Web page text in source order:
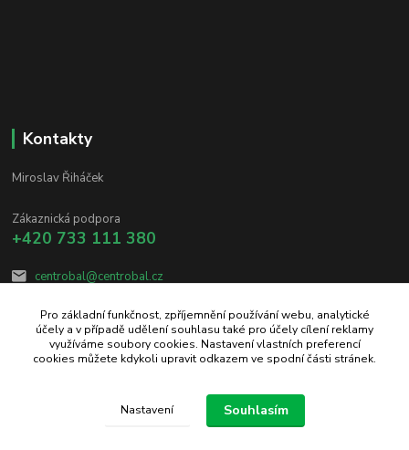
Kontakty
Miroslav Řiháček
Zákaznická podpora
+420 733 111 380
centrobal@centrobal.cz
Upravit sběr cookies.
Pro základní funkčnost, zpříjemnění používání webu, analytické
účely a v případě udělení souhlasu také pro účely cílení reklamy
využíváme soubory cookies. Nastavení vlastních preferencí
cookies můžete kdykoli upravit odkazem ve spodní části stránek.
Nastavení Souhlasím